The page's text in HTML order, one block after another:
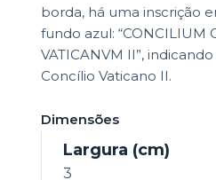
borda, há uma inscrição
fundo azul: “CONCILIUM
VATICANVM II”,
Concílio Vaticano II.
Dimensões
Largura (cm)
3